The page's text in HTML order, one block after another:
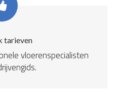
tarieven
vloerenspecialisten